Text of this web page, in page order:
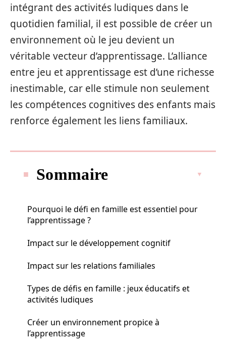
intégrant des activités ludiques dans le
quotidien familial, il est possible de créer un
environnement où le jeu devient un
véritable vecteur d’apprentissage. L’alliance
entre jeu et apprentissage est d’une richesse
inestimable, car elle stimule non seulement
les compétences cognitives des enfants mais
renforce également les liens familiaux.
Sommaire
Pourquoi le défi en famille est essentiel pour
l’apprentissage ?
Impact sur le développement cognitif
Impact sur les relations familiales
Types de défis en famille : jeux éducatifs et
activités ludiques
Créer un environnement propice à
l’apprentissage